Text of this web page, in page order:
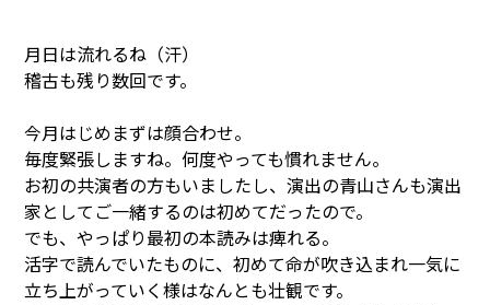
月日は流れるね（汗）
稽古も残り数回です。
今月はじめまずは顔合わせ。
毎度緊張しますね。何度やっても慣れません。
お初の共演者の方もいましたし、演出の青山さんも演出
家としてご一緒するのは初めてだったので。
でも、やっぱり最初の本読みは痺れる。
活字で読んでいたものに、初めて命が吹き込まれ一気に
立ち上がっていく様はなんとも壮観です。